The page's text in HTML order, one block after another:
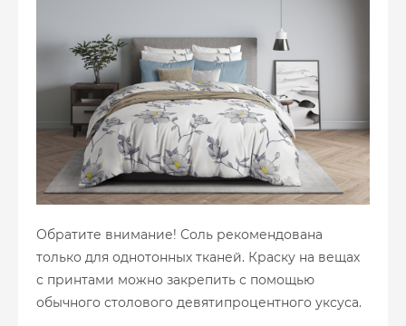
Обратите внимание! Соль рекомендована
только для однотонных тканей. Краску на вещах
с принтами можно закрепить с помощью
обычного столового девятипроцентного уксуса.